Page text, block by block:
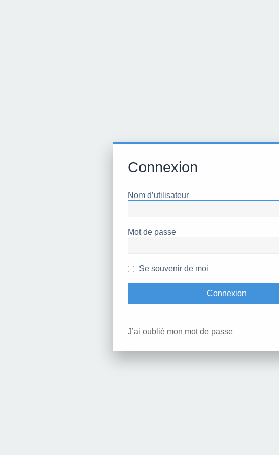
Connexion
Nom d’utilisateur
Mot de passe
Se souvenir de moi
J’ai oublié mon mot de passe